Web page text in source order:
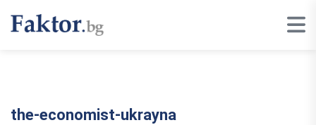
the-economist-ukrayna